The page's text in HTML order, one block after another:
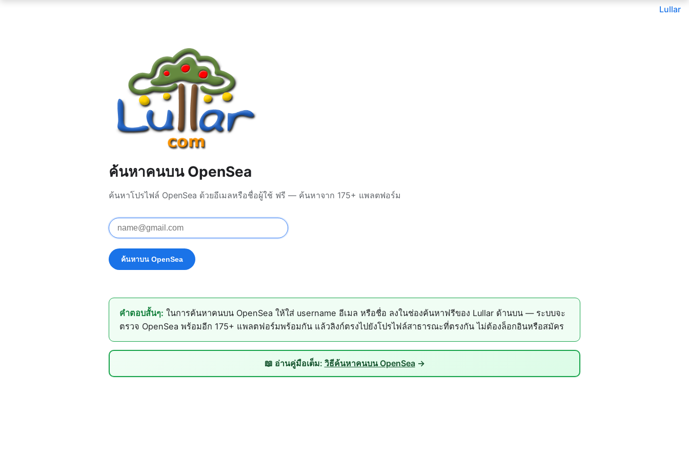
Lullar
ค้นหาคนบน OpenSea
ค้นหาโปรไฟล์ OpenSea ด้วยอีเมลหรือชื่อผู้ใช้ ฟรี — ค้นหาจาก 175+ แพลตฟอร์ม
คำตอบสั้นๆ: ในการค้นหาคนบน OpenSea ให้ใส่ username อีเมล หรือชื่อ ลงในช่องค้นหาฟรีของ Lullar ด้านบน — ระบบจะ
ตรวจ OpenSea พร้อมอีก 175+ แพลตฟอร์มพร้อมกัน แล้วลิงก์ตรงไปยังโปรไฟล์สาธารณะที่ตรงกัน ไม่ต้องล็อกอินหรือสมัคร
📖 อ่านคู่มือเต็ม: วิธีค้นหาคนบน OpenSea→